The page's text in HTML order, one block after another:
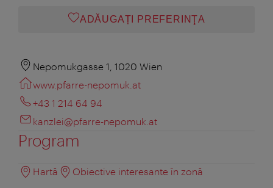
ADĂUGAȚI PREFERINŢA
Nepomukgasse 1, 1020 Wien
www.pfarre-nepomuk.at
+43 1 214 64 94
kanzlei@pfarre-nepomuk.at
Program
Hartă Obiective interesante în zonă